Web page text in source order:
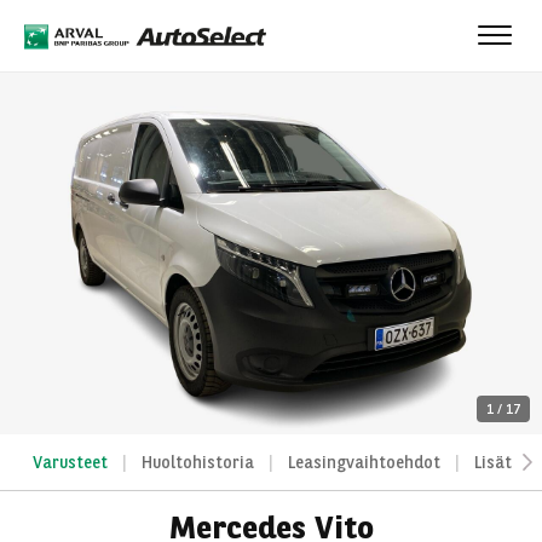
1 / 17
Varusteet Huoltohistoria Leasingvaihtoehdot
Mercedes Vito